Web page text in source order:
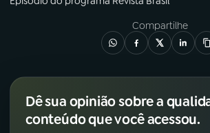
Compartilhe
Dê sua opinião sobre a
conteúdo que você acessou.